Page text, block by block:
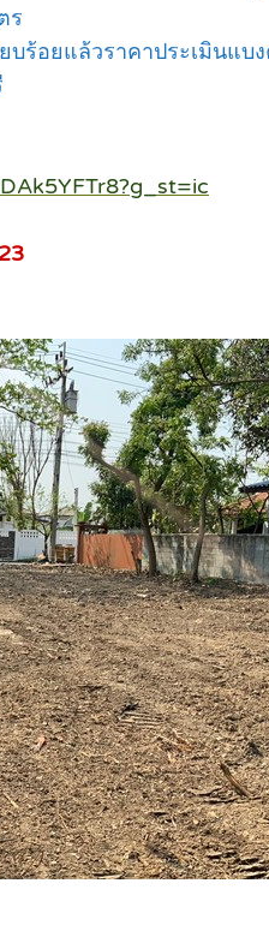
ร
บร้อยแล้วราคาประเมินแบ